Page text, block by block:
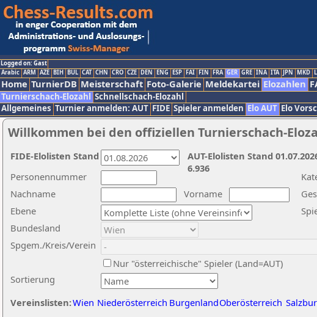
Logged on: Gast
Arabic ARM AZE BIH BUL CAT CHN CRO CZE DEN ENG ESP FAI FIN FRA GER GRE INA ITA JPN MKD
Home TurnierDB Meisterschaft Foto-Galerie Meldekartei Elozahlen
Turnierschach-Elozahl Schnellschach-Elozahl
Allgemeines Turnier anmelden: AUT FIDE Spieler anmelden Elo AUT Elo
Willkommen bei den offiziellen Turnierschach-
Nachname
Vorname
Ebene
Sortierung
Personennummer
Bundesland
Spgem./Kreis/Verein
Nur "österreichische" Spieler (Land=AUT)
Vereinslisten:Wien Niederösterreich BurgenlandOberösterreich
AUT-Elolisten Stand
6.936
FIDE-Elolisten Stand